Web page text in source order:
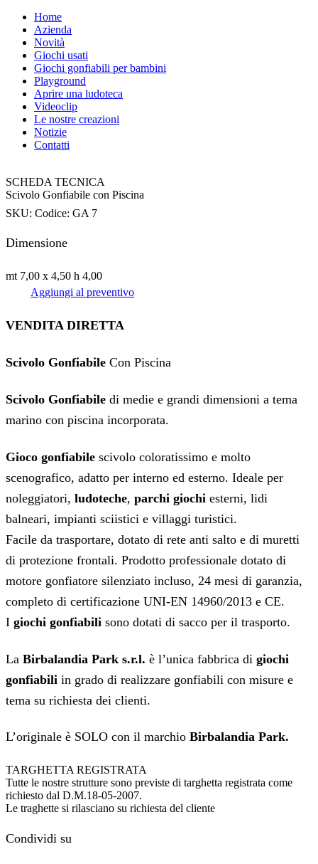
Home
Azienda
Novità
Giochi usati
Giochi gonfiabili per bambini
Playground
Aprire una ludoteca
Videoclip
Le nostre creazioni
Notizie
Contatti
SCHEDA TECNICA
Scivolo Gonfiabile con Piscina
SKU: Codice: GA 7
Dimensione
mt 7,00 x 4,50 h 4,00
Aggiungi al preventivo
VENDITA DIRETTA
Scivolo Gonfiabile Con Piscina
Scivolo Gonfiabile di medie e grandi dimensioni a tema
marino con piscina incorporata.
Gioco gonfiabile scivolo coloratissimo e molto
scenografico, adatto per interno ed esterno. Ideale per
noleggiatori, ludoteche, parchi giochi esterni, lidi
balneari, impianti sciistici e villaggi turistici.
Facile da trasportare, dotato di rete anti salto e di muretti
di protezione frontali. Prodotto professionale dotato di
motore gonfiatore silenziato incluso, 24 mesi di garanzia,
completo di certificazione UNI-EN 14960/2013 e CE.
I giochi gonfiabili sono dotati di sacco per il trasporto.
La Birbalandia Park s.r.l. è l’unica fabbrica di giochi
gonfiabili in grado di realizzare gonfiabili con misure e
tema su richiesta dei clienti.
L’originale è SOLO con il marchio Birbalandia Park.
TARGHETTA REGISTRATA
Tutte le nostre strutture sono previste di targhetta registrata come
richiesto dal D.M.18-05-2007.
Le traghette si rilasciano su richiesta del cliente
Condividi su